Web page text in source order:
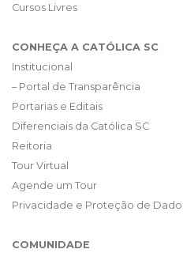
Cursos Livres
CONHEÇA A CATÓLICA SC
Institucional
– Portal de Transparência
Portarias e Editais
Diferenciais da Católica SC
Reitoria
Tour Virtual
Agende um Tour
Privacidade e Proteção de
COMUNIDADE